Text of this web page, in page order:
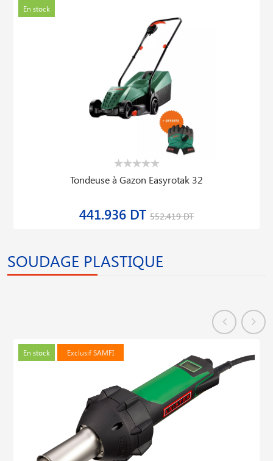
En stock
Tondeuse à Gazon Easyrotak 32
441.936 DT 552.419 DT
SOUDAGE PLASTIQUE
En stock Exclusif SAMFI